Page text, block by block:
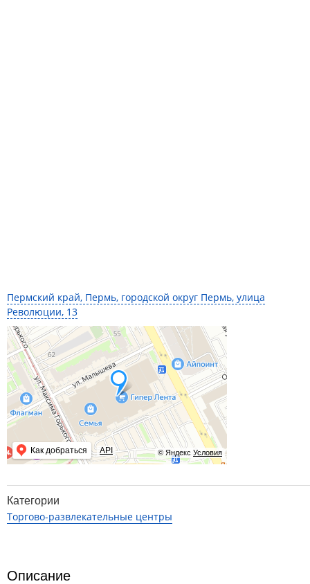
Пермский край, Пермь, городской округ Пермь, улица
Революции, 13
© Яндекс Условия
Как добраться API
Категории
Торгово-развлекательные центры
Описание